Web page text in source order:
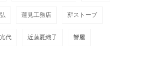
蓮見工務店 薪ストーブ
代 近藤夏織子 響屋